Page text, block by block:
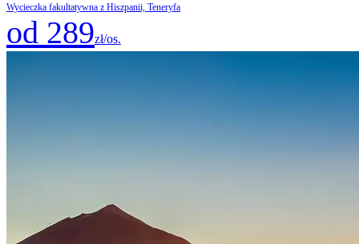
Wycieczka fakultatywna z Hiszpanii, Teneryfa
od 289zł/os.